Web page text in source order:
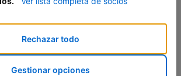
Rechazar todo
Gestionar opciones